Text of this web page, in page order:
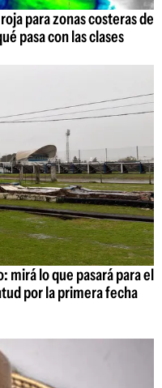
para zonas costeras de
pasa con las clases
mirá lo que pasará para el
por la primera fecha